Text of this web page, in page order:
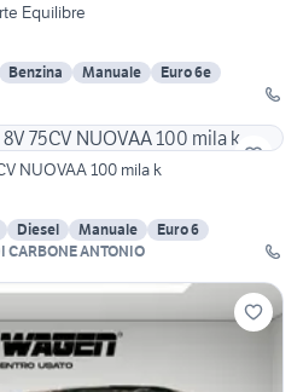
Equilibre
Benzina Manuale
Euro 6e
NUOVAA 100 mila k
Diesel Manuale
Euro 6
AUTO DI CARBONE ANTONIO